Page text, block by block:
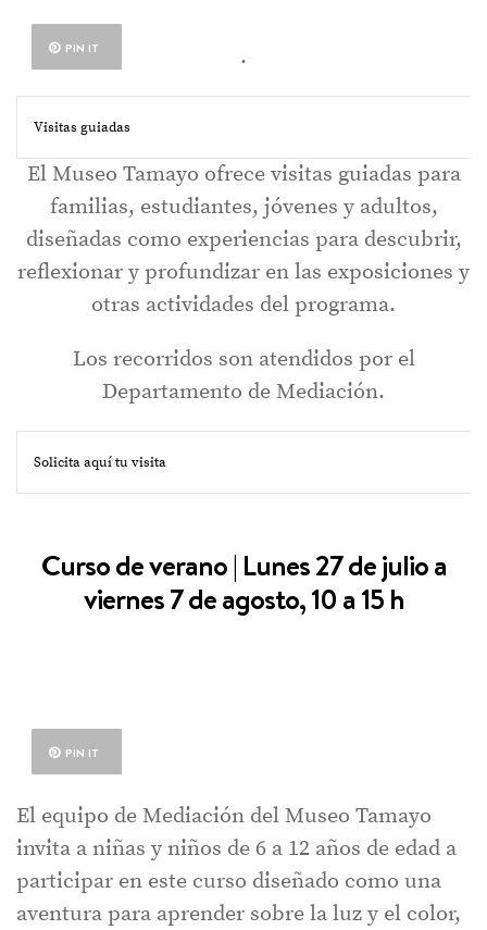
PIN IT .
Visitas guiadas
El Museo Tamayo ofrece visitas guiadas para
familias, estudiantes, jóvenes y adultos,
diseñadas como experiencias para descubrir,
reflexionar y profundizar en las exposiciones y
otras actividades del programa.
Los recorridos son atendidos por el
Departamento de Mediación.
Solicita aquí tu visita
Curso de verano | Lunes 27 de julio a
viernes 7 de agosto, 10 a 15 h
PIN IT
El equipo de Mediación del Museo Tamayo
invita a niñas y niños de 6 a 12 años de edad a
participar en este curso diseñado como una
aventura para aprender sobre la luz y el color,